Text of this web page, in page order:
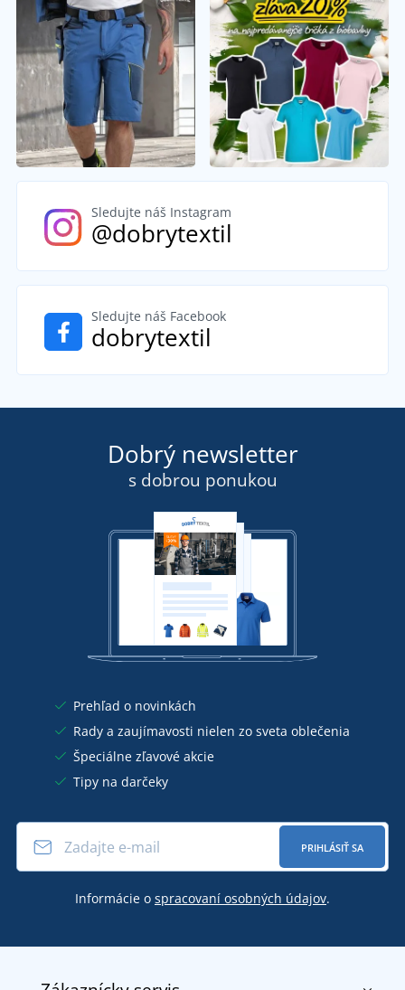
Sledujte náš Instagram
@dobrytextil
Sledujte náš Facebook
dobrytextil
Dobrý newsletter
s dobrou ponukou
Prehľad o novinkách
Rady a zaujímavosti nielen zo sveta oblečenia
Špeciálne zľavové akcie
Tipy na darčeky
PRIHLÁSIŤ SA
Informácie o spracovaní osobných údajov.